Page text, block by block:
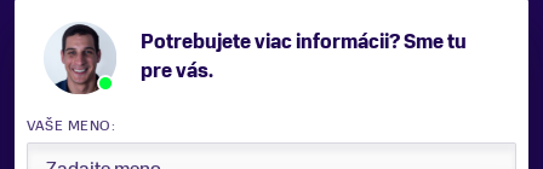
Potrebujete viac informácii? Sme tu
pre vás.
VAŠE MENO: